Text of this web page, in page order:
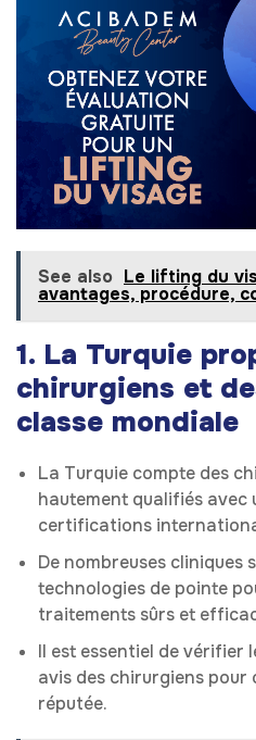
See also Le lifting du
avantages, procédure,
1. La Turquie
chirurgiens et
classe mondiale
La Turquie compte des
hautement qualifiés
certifications
De nombreuses cliniques
technologies de pointe
traitements sûrs et
Il est essentiel de vérifier
avis des chirurgiens pour
réputée.